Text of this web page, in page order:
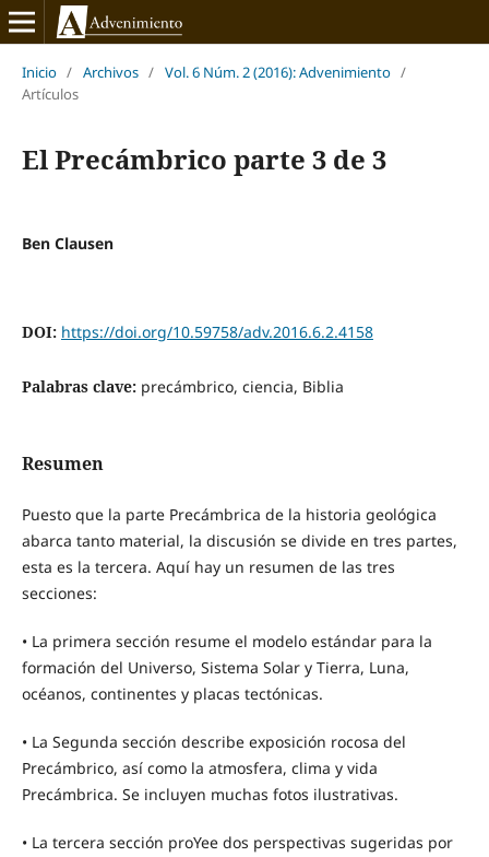
Inicio / Archivos / Vol. 6 Núm. 2 (2016): Advenimiento /
Artículos
El Precámbrico parte 3 de 3
Ben Clausen
DOI: https://doi.org/10.59758/adv.2016.6.2.4158
Palabras clave: precámbrico, ciencia, Biblia
Resumen
Puesto que la parte Precámbrica de la historia geológica
abarca tanto material, la discusión se divide en tres partes,
esta es la tercera. Aquí hay un resumen de las tres
secciones:
• La primera sección resume el modelo estándar para la
formación del Universo, Sistema Solar y Tierra, Luna,
océanos, continentes y placas tectónicas.
• La Segunda sección describe exposición rocosa del
Precámbrico, así como la atmosfera, clima y vida
Precámbrica. Se incluyen muchas fotos ilustrativas.
• La tercera sección proYee dos perspectivas sugeridas por